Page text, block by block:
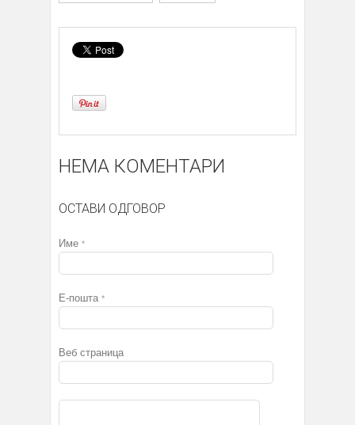
НЕМА КОМЕНТАРИ
ОСТАВИ ОДГОВОР
Име *
Е-пошта *
Веб страница